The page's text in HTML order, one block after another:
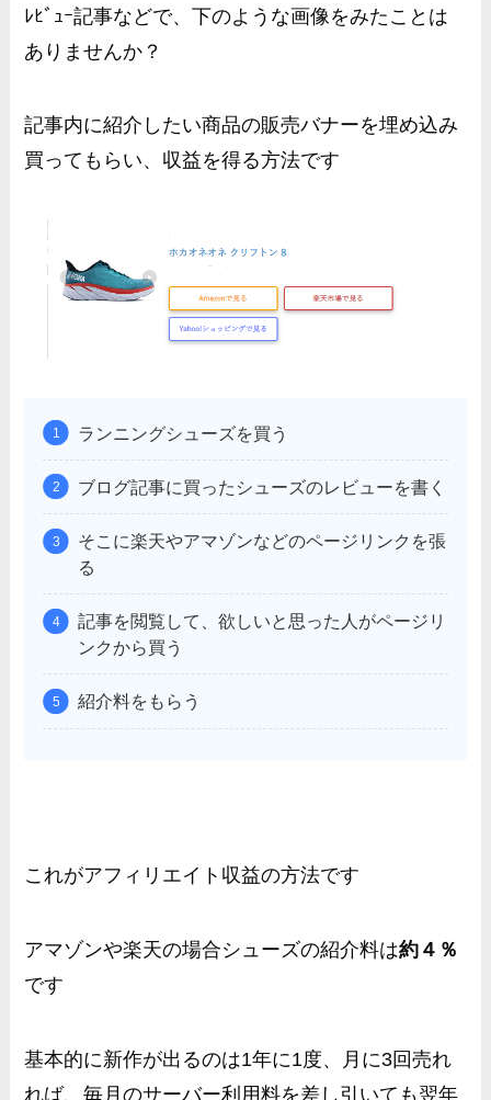
ﾚﾋﾞｭｰ記事などで、下のような画像をみたことは
ありませんか？
記事内に紹介したい商品の販売バナーを埋め込み
買ってもらい、収益を得る方法です
ランニングシューズを買う
ブログ記事に買ったシューズのレビューを書く
そこに楽天やアマゾンなどのページリンクを張
る
記事を閲覧して、欲しいと思った人がページリ
ンクから買う
紹介料をもらう
これがアフィリエイト収益の方法です
アマゾンや楽天の場合シューズの紹介料は約４％
です
基本的に新作が出るのは1年に1度、月に3回売れ
れば、毎月のサーバー利用料を差し引いても翌年